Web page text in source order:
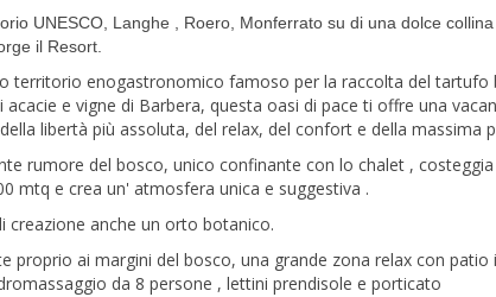
UNESCO, Langhe , Roero, Monferrato su di una dolce
il Resort.
territorio enogastronomico famoso per la raccolta del tartufo
acacie e vigne di Barbera, questa oasi di pace ti offre una
libertà più assoluta, del relax, del confort e della massima
rumore del bosco, unico confinante con lo chalet ,
mtq e crea un' atmosfera unica e suggestiva .
creazione anche un orto botanico.
proprio ai margini del bosco, una grande zona relax con patio
da 8 persone , lettini prendisole e porticato